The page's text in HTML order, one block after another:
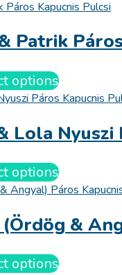
Patrik
options
Lola
options
&
options